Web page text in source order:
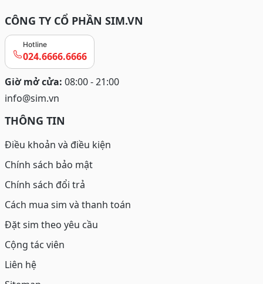
CÔNG TY CỔ PHẦN SIM.VN
Hotline
024.6666.6666
Giờ mở cửa: 08:00 - 21:00
info@sim.vn
THÔNG TIN
Điều khoản và điều kiện
Chính sách bảo mật
Chính sách đổi trả
Cách mua sim và thanh toán
Đặt sim theo yêu cầu
Cộng tác viên
Liên hệ